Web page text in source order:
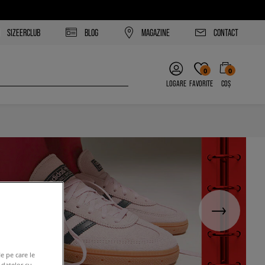
SIZEERCLUB BLOG MAGAZINE CONTACT
LOGARE
0
FAVORITE
0
COȘ
pe care le